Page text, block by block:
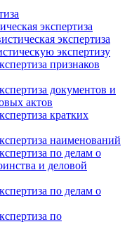
экспертиза
экспертиза
экспертизу
признаков
документов и
актов
кратких
наименований
по делам о
и деловой
по делам о
по